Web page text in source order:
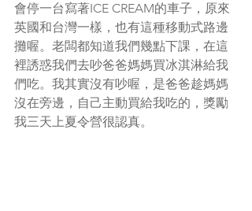
會停一台寫著ICE CREAM的車子，原來
英國和台灣一樣，也有這種移動式路邊
攤喔。老闆都知道我們幾點下課，在這
裡誘惑我們去吵爸爸媽媽買冰淇淋給我
們吃。我其實沒有吵喔，是爸爸趁媽媽
沒在旁邊，自己主動買給我吃的，獎勵
我三天上夏令營很認真。